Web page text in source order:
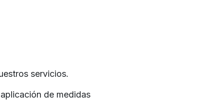
servicios.
de medidas